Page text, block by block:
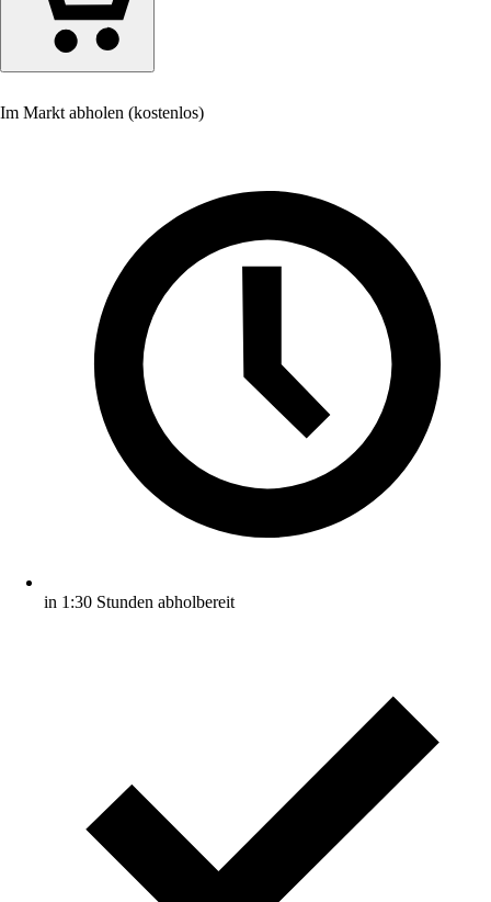
Im Markt abholen (kostenlos)
in 1:30 Stunden abholbereit